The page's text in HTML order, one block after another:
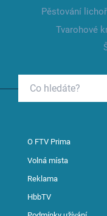
Pěstování
Tvarohové
O FTV Prima
Volná místa
Reklama
HbbTV